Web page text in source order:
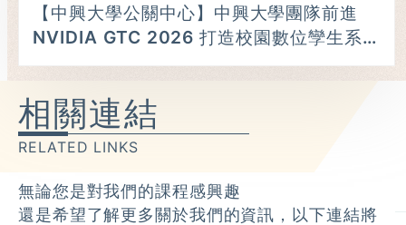
【中興大學公關中心】中興大學團隊前進
NVIDIA GTC 2026 打造校園數位孿生系
統 黃仁勳親簽巡檢車肯定研發成果
相關連結
RELATED LINKS
無論您是對我們的課程感興趣
還是希望了解更多關於我們的資訊，以下連結將